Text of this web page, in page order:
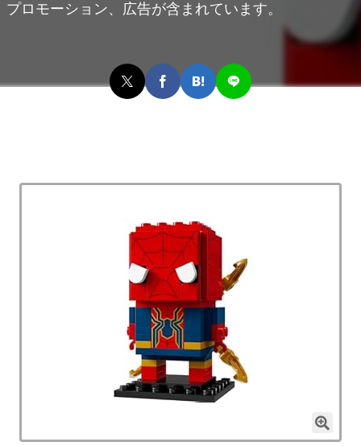
プロモーション、広告が含まれています。